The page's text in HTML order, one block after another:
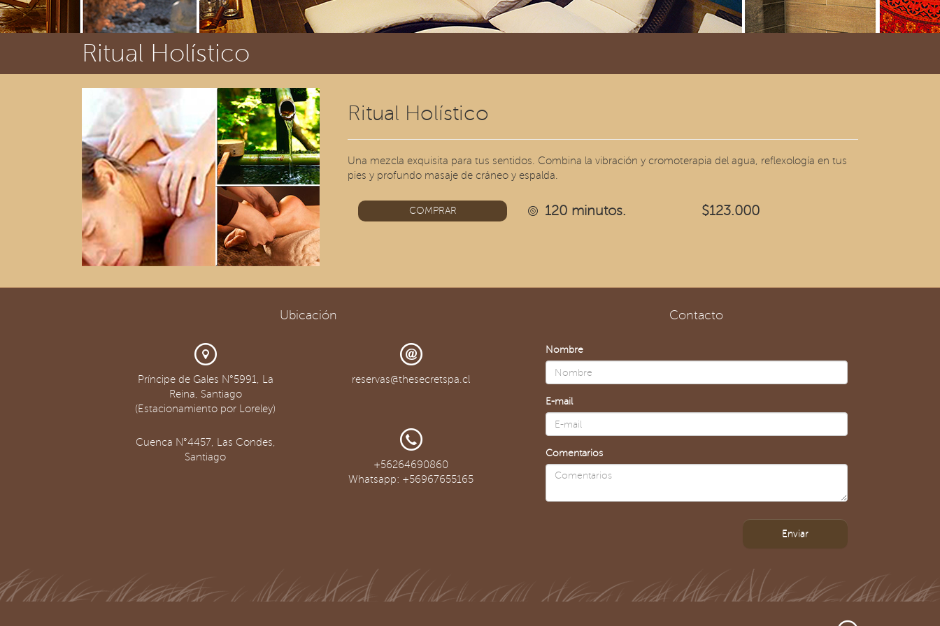
Ritual Holístico
Ritual Holístico
Una mezcla exquisita para tus sentidos. Combina la vibración y cromoterapia del agua, reflexología en tus
pies y profundo masaje de cráneo y espalda.
COMPRAR 120 minutos. $123.000
Ubicación
Príncipe de Gales N°5991, La
Reina, Santiago
(Estacionamiento por Loreley)
Cuenca N°4457, Las Condes,
Santiago
reservas@thesecretspa.cl
+56264690860
Whatsapp: +56967655165
Contacto
Nombre
E-mail
Comentarios
Enviar